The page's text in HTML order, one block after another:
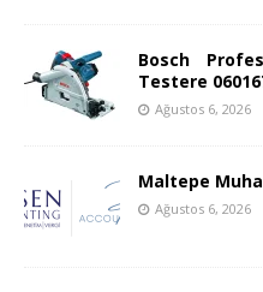
Bosch
Testere
Ağustos 6, 2026
Maltepe
Ağustos 6, 2026